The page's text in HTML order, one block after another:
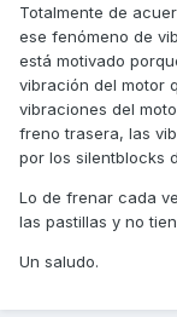
frenos y ahora
delante... tendré
Saludos,
Totalmente de
ese fenómeno de
está motivado
vibración del motor
vibraciones del
freno trasera, las
por los silentblocks
Lo de frenar cada
las pastillas y no
Un saludo.